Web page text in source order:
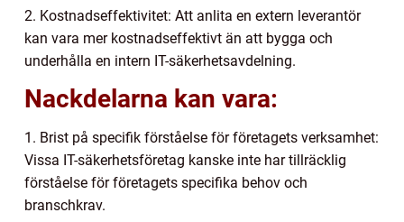
2. Kostnadseffektivitet: Att anlita en extern leverantör
kan vara mer kostnadseffektivt än att bygga och
underhålla en intern IT-säkerhetsavdelning.
Nackdelarna kan vara:
1. Brist på specifik förståelse för företagets verksamhet:
Vissa IT-säkerhetsföretag kanske inte har tillräcklig
förståelse för företagets specifika behov och
branschkrav.